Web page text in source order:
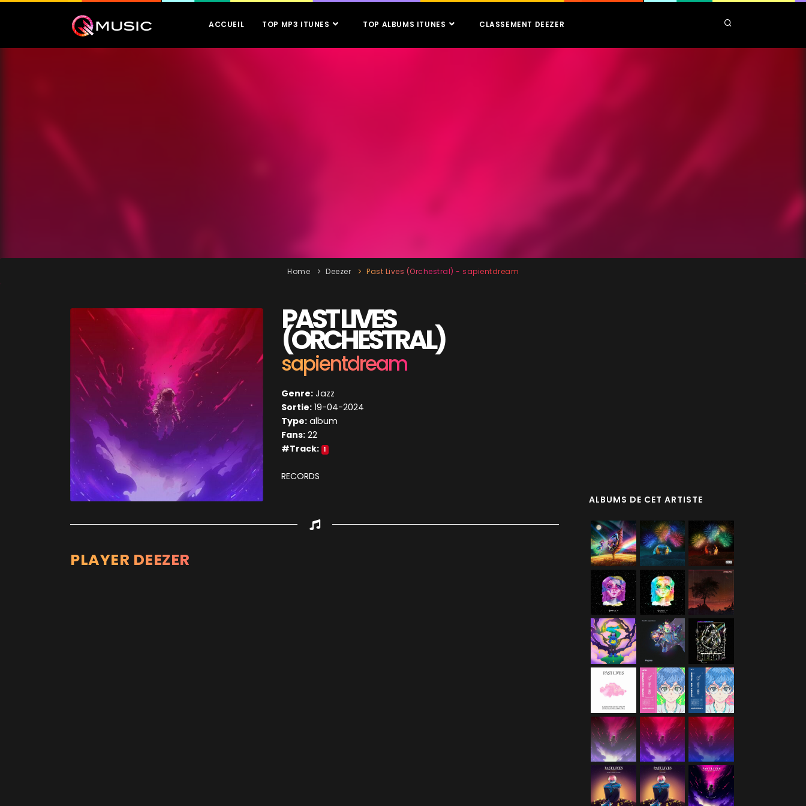
ACCUEIL TOP MP3 ITUNES TOP ALBUMS ITUNES CLASSEMENT DEEZER
Home Deezer Past Lives (Orchestral) - sapientdream
PAST LIVES
(ORCHESTRAL)
sapientdream
Genre: Jazz
Sortie: 19-04-2024
Type: album
Fans: 22
#Track: 1
RECORDS
PLAYER DEEZER
ALBUMS DE CET ARTISTE